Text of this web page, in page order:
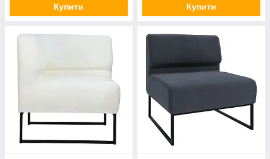
Купити Купити